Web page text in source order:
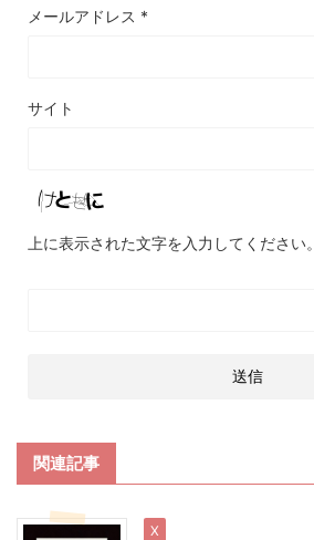
メールアドレス *
サイト
上に表示された文字を入力してください。
関連記事
X